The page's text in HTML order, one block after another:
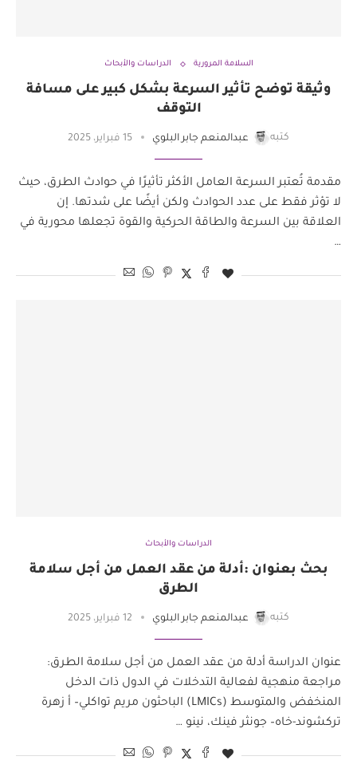
السلامة المرورية الدراسات والأبحاث
وثيقة توضح تأثير السرعة بشكل كبير على مسافة
التوقف
كتبه عبدالمنعم جابر البلوي 15 فبراير، 2025
مقدمة تُعتبر السرعة العامل الأكثر تأثيرًا في حوادث الطرق، حيث
لا تؤثر فقط على عدد الحوادث ولكن أيضًا على شدتها. إن
العلاقة بين السرعة والطاقة الحركية والقوة تجعلها محورية في
…
الدراسات والأبحاث
بحث بعنوان :أدلة من عقد العمل من أجل سلامة
الطرق
كتبه عبدالمنعم جابر البلوي 12 فبراير، 2025
عنوان الدراسة أدلة من عقد العمل من أجل سلامة الطرق:
مراجعة منهجية لفعالية التدخلات في الدول ذات الدخل
المنخفض والمتوسط (LMICs) الباحثون مريم تواكلي– أ زهرة
تركشوند-خاه– جونثر فينك، نينو …